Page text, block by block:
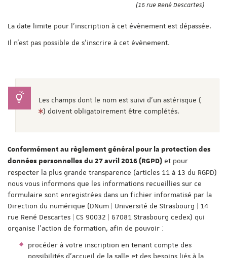
(16 rue René Descartes)
La date limite pour l'inscription à cet évènement est dépassée.
Il n'est pas possible de s'inscrire à cet évènement.
Les champs dont le nom est suivi d'un astérisque (
) doivent obligatoirement être complétés.
Conformément au règlement général pour la protection des
données personnelles du 27 avril 2016 (RGPD) et pour
respecter la plus grande transparence (articles 11 à 13 du RGPD)
nous vous informons que les informations recueillies sur ce
formulaire sont enregistrées dans un fichier informatisé par la
Direction du numérique (DNum | Université de Strasbourg | 14
rue René Descartes | CS 90032 | 67081 Strasbourg cedex) qui
organise l'action de formation, afin de pouvoir :
procéder à votre inscription en tenant compte des
possibilités d'accueil de la salle et des besoins liés à la